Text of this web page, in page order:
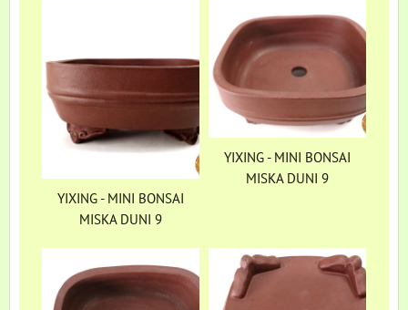
YIXING - MINI BONSAI
MISKA DUNI 9
YIXING - MINI BONSAI
MISKA DUNI 9